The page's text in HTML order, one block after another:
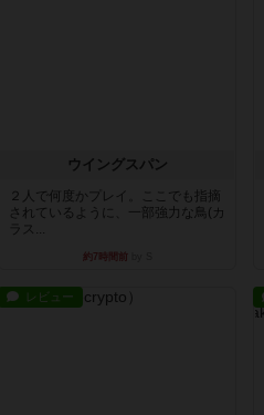
ウイングスパン
２人で何度かプレイ。ここでも指摘
されているように、一部強力な鳥(カ
ラス...
約7時間前
レビュー